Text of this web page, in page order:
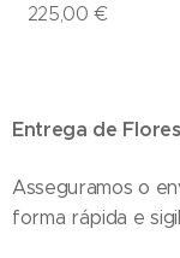
225,00 €
Entrega de Flores
Asseguramos o
forma rápida e